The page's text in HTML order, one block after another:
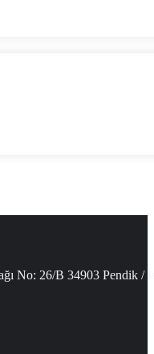
No: 26/B 34903 Pendik /